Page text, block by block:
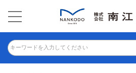
キーワードを入力してください